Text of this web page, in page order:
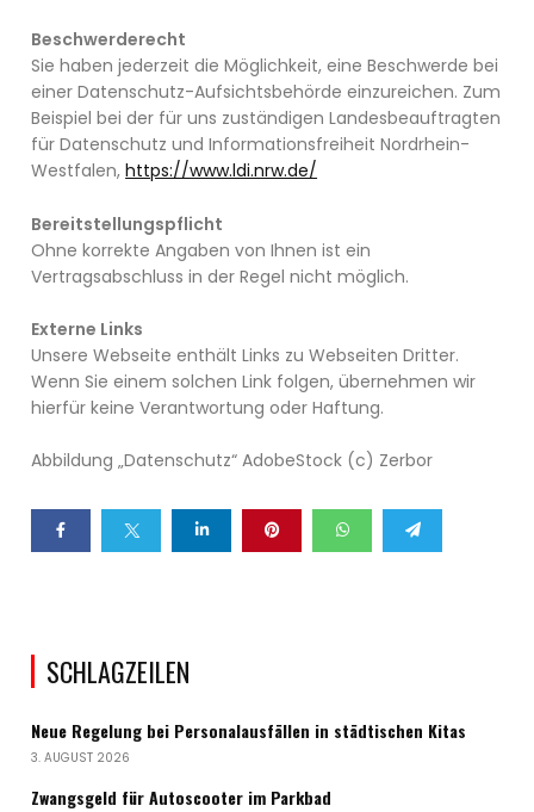
Beschwerderecht
Sie haben jederzeit die Möglichkeit, eine Beschwerde bei
einer Datenschutz-Aufsichtsbehörde einzureichen. Zum
Beispiel bei der für uns zuständigen Landesbeauftragten
für Datenschutz und Informationsfreiheit Nordrhein-
Westfalen,https://www.ldi.nrw.de/
Bereitstellungspflicht
Ohne korrekte Angaben von Ihnen ist ein
Vertragsabschluss in der Regel nicht möglich.
Externe Links
Unsere Webseite enthält Links zu Webseiten Dritter.
Wenn Sie einem solchen Link folgen, übernehmen wir
hierfür keine Verantwortung oder Haftung.
Abbildung „Datenschutz“ AdobeStock (c) Zerbor
SCHLAGZEILEN
Neue Regelung bei Personalausfällen in städtischen Kitas
3. AUGUST 2026
Zwangsgeld für Autoscooter im Parkbad